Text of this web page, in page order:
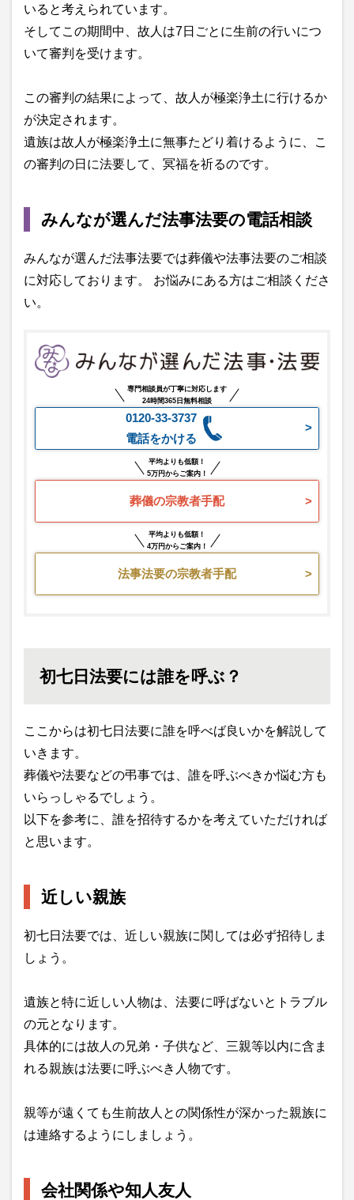
いると考えられています。
そしてこの期間中、故人は7日ごとに生前の行いにつ
いて審判を受けます。
この審判の結果によって、故人が極楽浄土に行けるか
が決定されます。
遺族は故人が極楽浄土に無事たどり着けるように、こ
の審判の日に法要して、冥福を祈るのです。
みんなが選んだ法事法要の電話相談
みんなが選んだ法事法要では葬儀や法事法要のご相談
に対応しております。 お悩みにある方はご相談くださ
い。
専門相談員が丁寧に対応します
24時間365日無料相談
0120-33-3737
電話をかける
平均よりも低額！
5万円からご案内！
葬儀の宗教者手配
平均よりも低額！
4万円からご案内！
法事法要の宗教者手配
初七日法要には誰を呼ぶ？
ここからは初七日法要に誰を呼べば良いかを解説して
いきます。
葬儀や法要などの弔事では、誰を呼ぶべきか悩む方も
いらっしゃるでしょう。
以下を参考に、誰を招待するかを考えていただければ
と思います。
近しい親族
初七日法要では、近しい親族に関しては必ず招待しま
しょう。
遺族と特に近しい人物は、法要に呼ばないとトラブル
の元となります。
具体的には故人の兄弟・子供など、三親等以内に含ま
れる親族は法要に呼ぶべき人物です。
親等が遠くても生前故人との関係性が深かった親族に
は連絡するようにしましょう。
会社関係や知人友人